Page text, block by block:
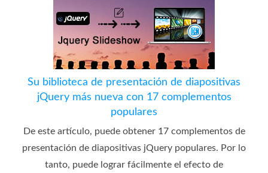
Su biblioteca de presentación de diapositivas
jQuery más nueva con 17 complementos
populares
De este artículo, puede obtener 17 complementos de
presentación de diapositivas jQuery populares. Por lo
tanto, puede lograr fácilmente el efecto de